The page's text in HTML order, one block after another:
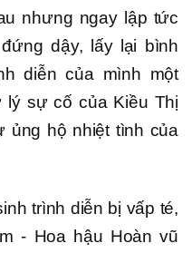
nhưng ngay lập tức
dậy, lấy lại bình
diễn của mình một
lý sự cố của Kiều Thị
ủng hộ nhiệt tình của
trình diễn bị vấp té,
- Hoa hậu Hoàn vũ